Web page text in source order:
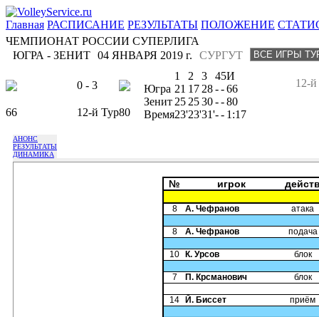
Главная РАСПИСАНИЕ РЕЗУЛЬТАТЫ ПОЛОЖЕНИЕ
ЧЕМПИОНАТ РОССИИ СУПЕРЛИГА
ЮГРА - ЗЕНИТ
СУРГУТ
04 ЯНВАРЯ 2019 г.
0 - 3
66 12-й Тур80
12-
1 2 3 45И
Югра 21 17 28--66
Зенит 25 2530--80
Время23'23'31'-- 1:17
АНОНС
РЕЗУЛЬТАТЫ
ДИНАМИКА
№ игрок
8 А. Чефранов атака
8 А. Чефранов подача
10 К. Урсов блок
7 П. Крсманович блок
14 Й. Биссет приём